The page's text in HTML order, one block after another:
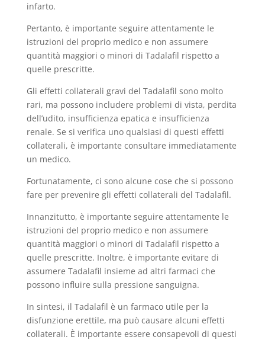
infarto.
Pertanto, è importante seguire attentamente le
istruzioni del proprio medico e non assumere
quantità maggiori o minori di Tadalafil rispetto a
quelle prescritte.
Gli effetti collaterali gravi del Tadalafil sono molto
rari, ma possono includere problemi di vista, perdita
dell’udito, insufficienza epatica e insufficienza
renale. Se si verifica uno qualsiasi di questi effetti
collaterali, è importante consultare immediatamente
un medico.
Fortunatamente, ci sono alcune cose che si possono
fare per prevenire gli effetti collaterali del Tadalafil.
Innanzitutto, è importante seguire attentamente le
istruzioni del proprio medico e non assumere
quantità maggiori o minori di Tadalafil rispetto a
quelle prescritte. Inoltre, è importante evitare di
assumere Tadalafil insieme ad altri farmaci che
possono influire sulla pressione sanguigna.
In sintesi, il Tadalafil è un farmaco utile per la
disfunzione erettile, ma può causare alcuni effetti
collaterali. È importante essere consapevoli di questi